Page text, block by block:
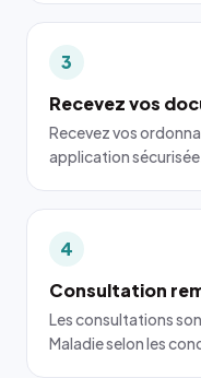
3
Recevez vos
Recevez vos
application
4
Consultation
Les consultations
Maladie selon les